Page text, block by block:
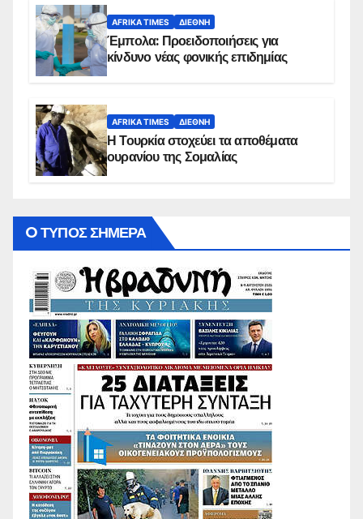
AFRIKA TIMES ΔΙΕΘΝΉ
Έμπολα: Προειδοποιήσεις για
κίνδυνο νέας φονικής επιδημίας
AFRIKA TIMES ΔΙΕΘΝΉ
Η Τουρκία στοχεύει τα αποθέματα
ουρανίου της Σομαλίας
O ΤΥΠΟΣ ΣΗΜΕΡΑ